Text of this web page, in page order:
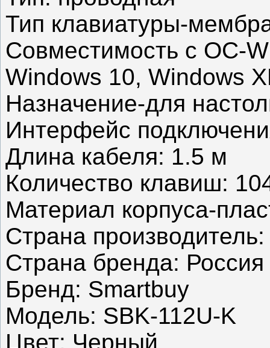
Тип клавиатуры-
Совместимость с ОС-
Windows 10, Windows
Назначение-для
Интерфейс
Длина кабеля: 1.5 м
Количество клавиш:
Материал корпуса-
Страна
Страна бренда: Россия
Бренд: Smartbuy
Модель: SBK-112U-K
Цвет: Черный